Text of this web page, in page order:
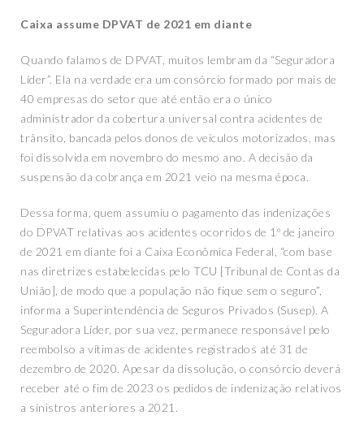
Caixa assume DPVAT de 2021 em diante
Quando falamos de DPVAT, muitos lembram da “Seguradora
Líder”. Ela na verdade era um consórcio formado por mais de
40 empresas do setor que até então era o único
administrador da cobertura universal contra acidentes de
trânsito, bancada pelos donos de veículos motorizados, mas
foi dissolvida em novembro do mesmo ano. A decisão da
suspensão da cobrança em 2021 veio na mesma época.
Dessa forma, quem assumiu o pagamento das indenizações
do DPVAT relativas aos acidentes ocorridos de 1º de janeiro
de 2021 em diante foi a Caixa Econômica Federal, “com base
nas diretrizes estabelecidas pelo TCU [Tribunal de Contas da
União], de modo que a população não fique sem o seguro”,
informa a Superintendência de Seguros Privados (Susep). A
Seguradora Líder, por sua vez, permanece responsável pelo
reembolso a vítimas de acidentes registrados até 31 de
dezembro de 2020. Apesar da dissolução, o consórcio deverá
receber até o fim de 2023 os pedidos de indenização relativos
a sinistros anteriores a 2021.